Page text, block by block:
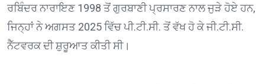
ਰਬਿੰਦਰ ਨਾਰਾਇਣ 1998 ਤੋਂ ਗੁਰਬਾਣੀ ਪ੍ਰਸਾਰਣ ਨਾਲ ਜੁੜੇ ਹੋਏ ਹਨ,
ਜਿਨ੍ਹਾਂ ਨੇ ਅਗਸਤ 2025 ਵਿੱਚ ਪੀ.ਟੀ.ਸੀ. ਤੋਂ ਵੱਖ ਹੋ ਕੇ ਜੀ.ਟੀ.ਸੀ.
ਨੈੱਟਵਰਕ ਦੀ ਸ਼ੁਰੂਆਤ ਕੀਤੀ ਸੀ।